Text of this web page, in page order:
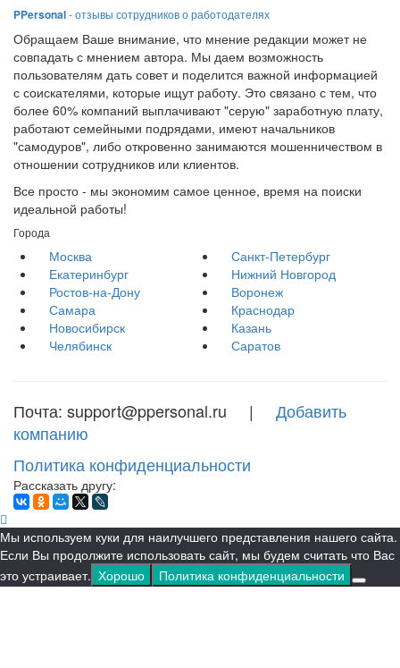
PPersonal- отзывы сотрудников о работодателях
Обращаем Ваше внимание, что мнение редакции может не
совпадать с мнением автора. Мы даем возможность
пользователям дать совет и поделится важной информацией
с соискателями, которые ищут работу. Это связано с тем, что
более 60% компаний выплачивают "серую" заработную плату,
работают семейными подрядами, имеют начальников
"самодуров", либо откровенно занимаются мошенничеством в
отношении сотрудников или клиентов.
Все просто - мы экономим самое ценное, время на поиски
идеальной работы!
Города
Москва
Санкт-Петербург
Екатеринбург
Нижний Новгород
Ростов-на-Дону
Воронеж
Самара
Краснодар
Новосибирск
Казань
Челябинск
Саратов
Почта: support@ppersonal.ru | Добавить
компанию
Политика конфиденциальности
Рассказать другу:
Мы используем куки для наилучшего представления нашего сайта.
Если Вы продолжите использовать сайт, мы будем считать что Вас
это устраивает. Хорошо Политика конфиденциальности